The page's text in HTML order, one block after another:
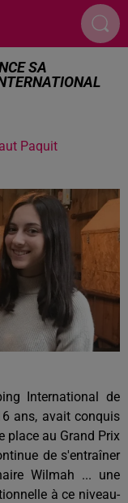
SA
Paquit
International de
ans, avait conquis
place au Grand Prix
de s'entraîner
Wilmah ... une
à ce niveau-